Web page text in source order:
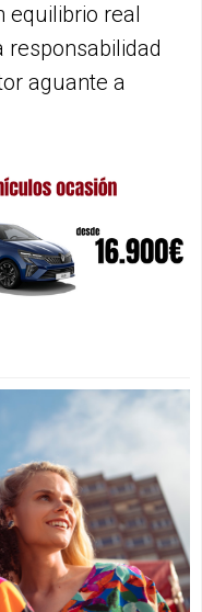
equilibrio real
responsabilidad
aguante a